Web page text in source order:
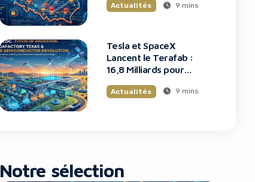
Actualités 9 mins
Tesla et SpaceX
Lancent le Terafab :
16,8 Milliards pour
Révolutionnaire
Actualités 9 mins
Notre sélection